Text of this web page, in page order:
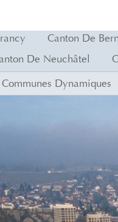
Canton De
De Neuchâtel